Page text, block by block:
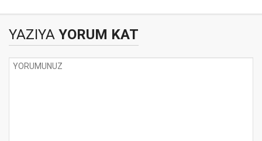
YAZIYA YORUM KAT